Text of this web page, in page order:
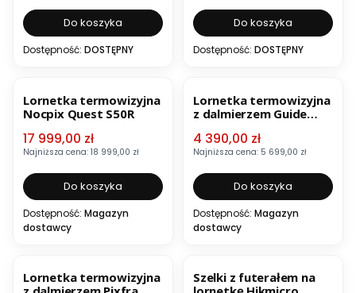
Do koszyka
Dostępność: DOSTĘPNY
Do koszyka
Dostępność: DOSTĘPNY
Lornetka termowizyjna
Nocpix Quest S50R
Cena promocyjna
17 999,00 zł
Najniższa cena: 18 999,00 zł
Do koszyka
Dostępność: Magazyn
dostawcy
Lornetka termowizyjna
z dalmierzem Guide
Cena promocyjna
4 390,00 zł
Najniższa cena: 5 699,00 zł
Do koszyka
Dostępność: Magazyn
dostawcy
Lornetka termowizyjna
Szelki z futerałem na